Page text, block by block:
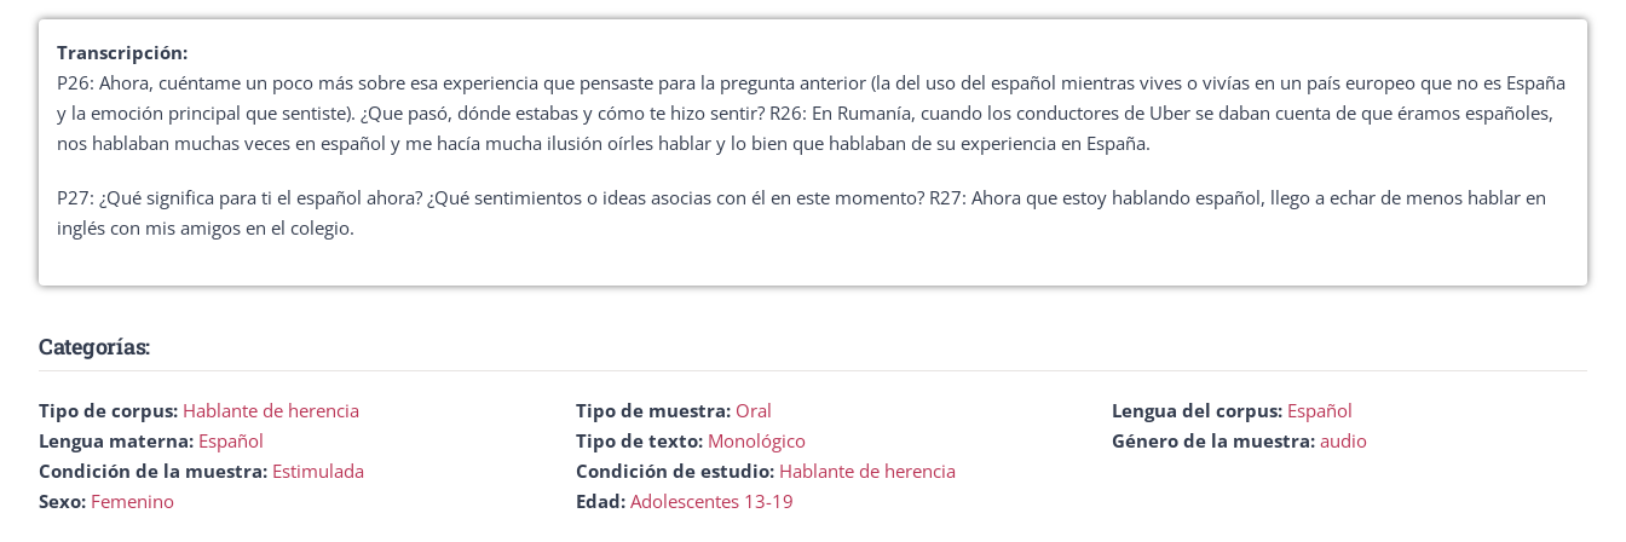
flecha
para
aumentar
el
Transcripción:
P26: Ahora, cuéntame un poco más sobre esa experiencia que pensaste para la pregunta anterior (la del uso del español mientras vives o vivías en un país europeo que no es España
y la emoción principal que sentiste). ¿Que pasó, dónde estabas y cómo te hizo sentir? R26: En Rumanía, cuando los conductores de Uber se daban cuenta de que éramos españoles,
nos hablaban muchas veces en español y me hacía mucha ilusión oírles hablar y lo bien que hablaban de su experiencia en España.
P27: ¿Qué significa para ti el español ahora? ¿Qué sentimientos o ideas asocias con él en este momento? R27: Ahora que estoy hablando español, llego a echar de menos hablar en
inglés con mis amigos en el colegio.
Categorías:
Tipo de corpus: Hablante de herencia Tipo de muestra: Oral Lengua del corpus: Español
Lengua materna: Español Tipo de texto: Monológico Género de la muestra: audio
Condición de la muestra: Estimulada Condición de estudio: Hablante de herencia
Sexo: Femenino Edad: Adolescentes 13-19